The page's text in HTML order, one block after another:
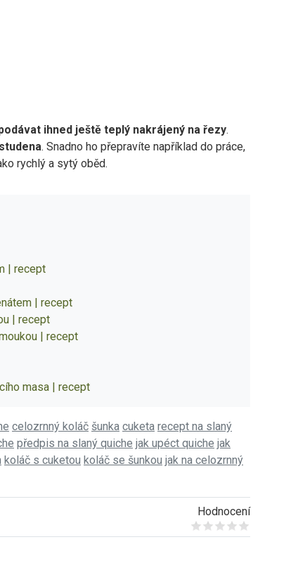
ihned ještě teplý nakrájený na řezy.
. Snadno ho přepravíte například do práce,
rychlý a sytý oběd.
| recept
| recept
| recept
| recept
masa | recept
celozrnný koláč šunka cuketa recept na slaný
předpis na slaný quiche jak upéct quiche jak
koláč s cuketou koláč se šunkou jak na celozrnný
Hodnocení
Give it 1/5
Give it 2/5
Give it 3/5
Give it 4/5
Give it 5/5